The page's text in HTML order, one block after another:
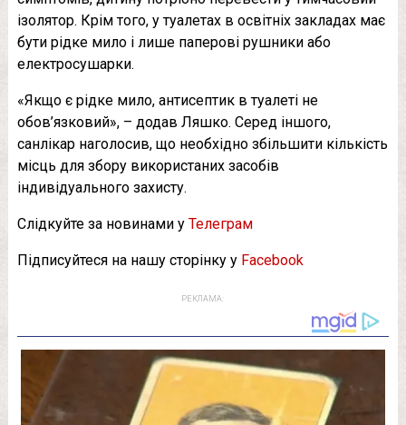
ізолятор. Крім того, у туалетах в освітніх закладах має
бути рідке мило і лише паперові рушники або
електросушарки.
«Якщо є рідке мило, антисептик в туалеті не
обов’язковий», – додав Ляшко. Серед іншого,
санлікар наголосив, що необхідно збільшити кількість
місць для збору використаних засобів
індивідуального захисту.
Слідкуйте за новинами у Телеграм
Підписуйтеся на нашу сторінку у Facebook
РЕКЛАМА: